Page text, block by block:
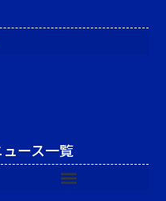
ュース一覧